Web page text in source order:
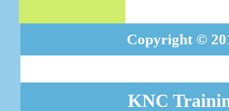
Copyright ©
KNC